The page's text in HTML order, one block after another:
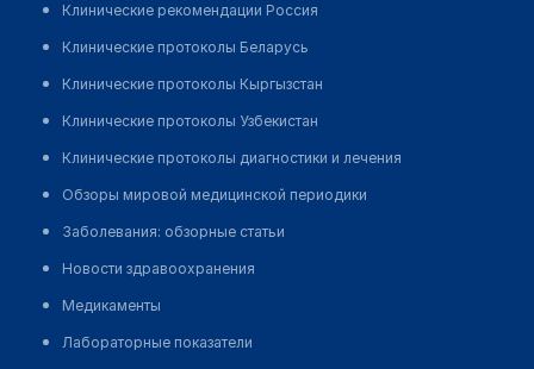
Клинические рекомендации Россия
Клинические протоколы Беларусь
Клинические протоколы Кыргызстан
Клинические протоколы Узбекистан
Клинические протоколы диагностики и лечения
Обзоры мировой медицинской периодики
Заболевания: обзорные статьи
Новости здравоохранения
Медикаменты
Лабораторные показатели